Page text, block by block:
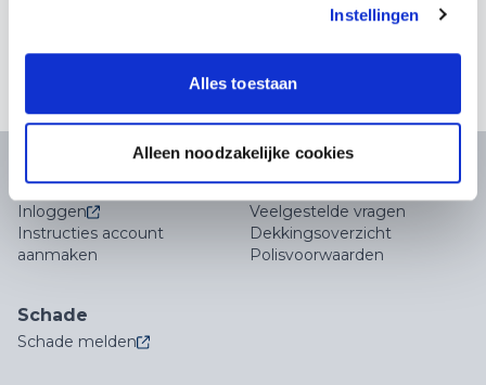
Instellingen
Alles toestaan
Alleen noodzakelijke cookies
Account en inloggen
Inloggen
Instructies account
aanmaken
Meer informatie
Veelgestelde vragen
Dekkingsoverzicht
Polisvoorwaarden
Schade
Schade melden